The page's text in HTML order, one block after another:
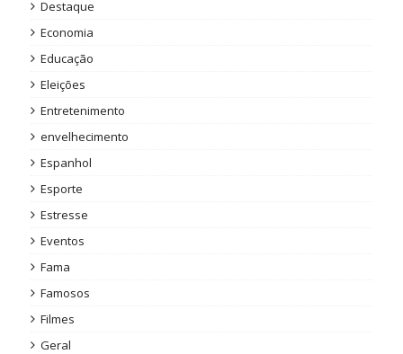
Destaque
Economia
Educação
Eleições
Entretenimento
envelhecimento
Espanhol
Esporte
Estresse
Eventos
Fama
Famosos
Filmes
Geral